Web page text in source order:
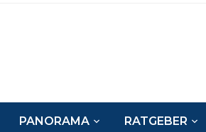
PANORAMA RATGEBER